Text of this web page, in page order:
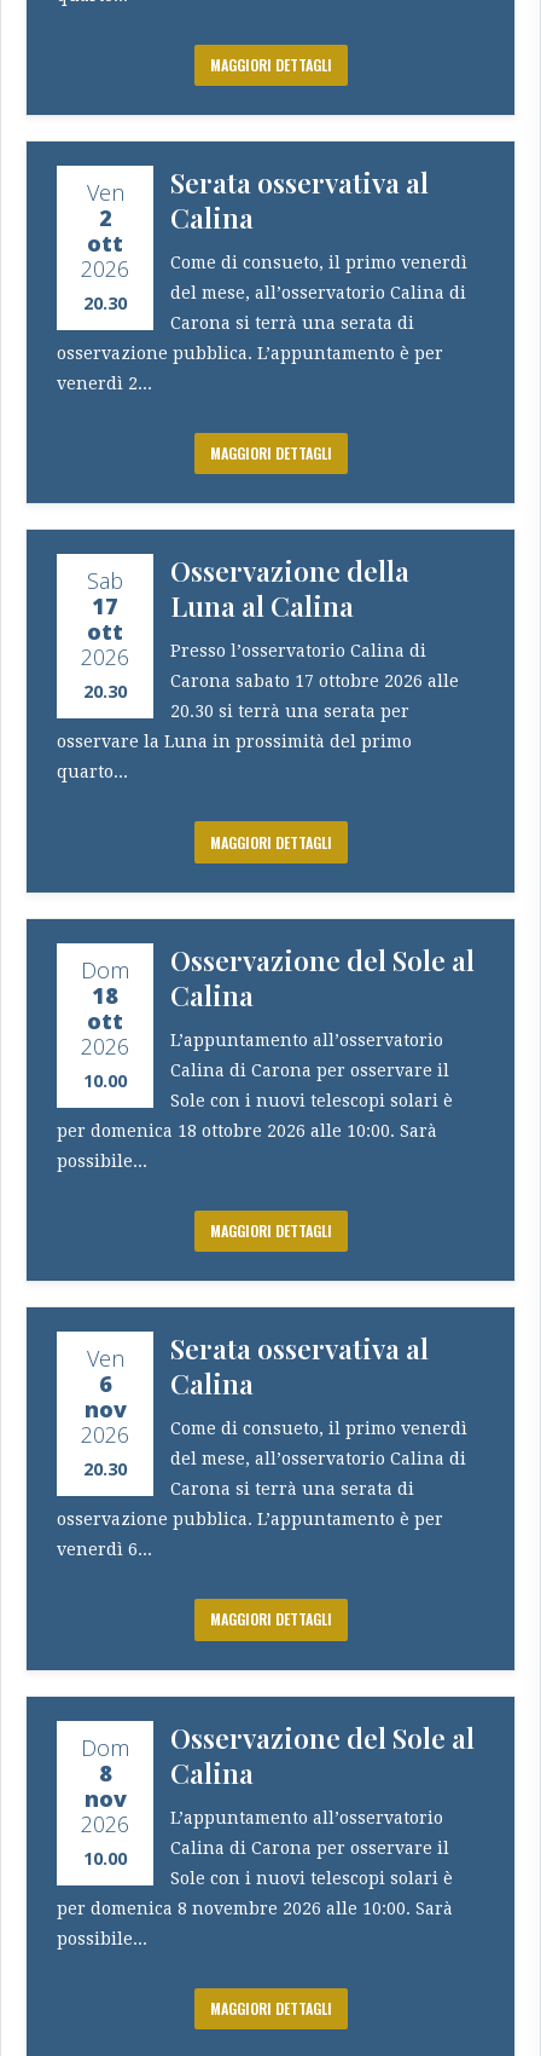
MAGGIORI DETTAGLI
Ven
2
ott
2026
20.30
Serata osservativa al
Calina
Come di consueto, il primo venerdì
del mese, all’osservatorio Calina di
Carona si terrà una serata di
osservazione pubblica. L’appuntamento è per
venerdì 2...
MAGGIORI DETTAGLI
Sab
17
ott
2026
20.30
Osservazione della
Luna al Calina
Presso l’osservatorio Calina di
Carona sabato 17 ottobre 2026 alle
20.30 si terrà una serata per
osservare la Luna in prossimità del primo
quarto...
MAGGIORI DETTAGLI
Dom
18
ott
2026
10.00
Osservazione del Sole al
Calina
L’appuntamento all’osservatorio
Calina di Carona per osservare il
Sole con i nuovi telescopi solari è
per domenica 18 ottobre 2026 alle 10:00. Sarà
possibile...
MAGGIORI DETTAGLI
Ven
6
nov
2026
20.30
Serata osservativa al
Calina
Come di consueto, il primo venerdì
del mese, all’osservatorio Calina di
Carona si terrà una serata di
osservazione pubblica. L’appuntamento è per
venerdì 6...
MAGGIORI DETTAGLI
Dom
8
nov
2026
10.00
Osservazione del Sole al
Calina
L’appuntamento all’osservatorio
Calina di Carona per osservare il
Sole con i nuovi telescopi solari è
per domenica 8 novembre 2026 alle 10:00. Sarà
possibile...
MAGGIORI DETTAGLI